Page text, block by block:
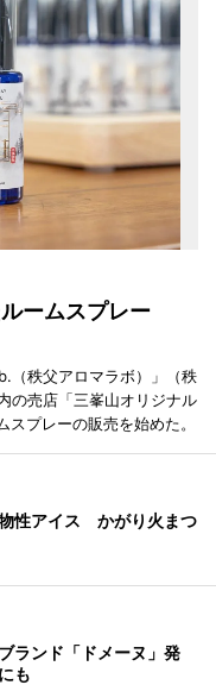
ームスプレー
（秩父アロマラボ）」（秩
の売店「三峯山オリジナル
プレーの販売を始めた。
性アイス かがり火まつ
ランド「ドメーヌ」発
も